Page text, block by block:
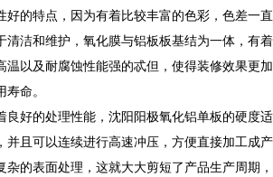
好的特点，因为有着比较丰富的色彩，色差一直
清洁和维护，氧化膜与铝板板基结为一体，有着
温以及耐腐蚀性能强的忒但，使得装修效果更加
命。
良好的处理性能，沈阳阳极氧化铝单板的硬度适
并且可以连续进行高速冲压，方便直接加工成产
的表面处理，这就大大剪短了产品生产周期，